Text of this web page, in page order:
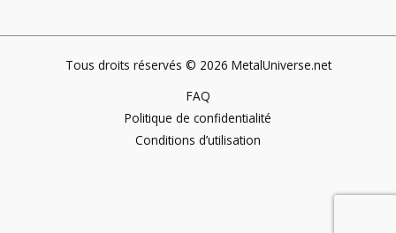
Tous droits réservés © 2026 MetalUniverse.net
FAQ
Politique de confidentialité
Conditions d’utilisation